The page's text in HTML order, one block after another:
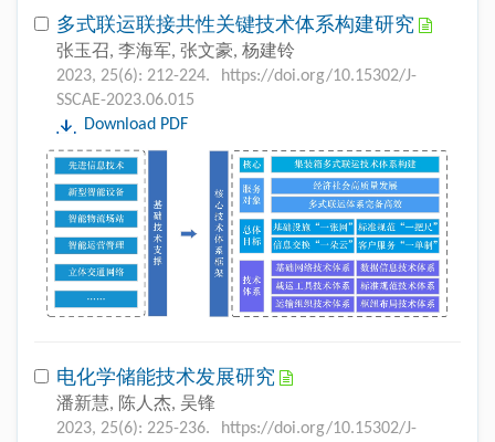
多式联运联接共性关键技术体系构建研究
张玉召, 李海军, 张文豪, 杨建铃
2023, 25(6): 212-224.
https://doi.org/10.15302/J-
SSCAE-2023.06.015
Download PDF
电化学储能技术发展研究
潘新慧, 陈人杰, 吴锋
2023, 25(6): 225-236.
https://doi.org/10.15302/J-